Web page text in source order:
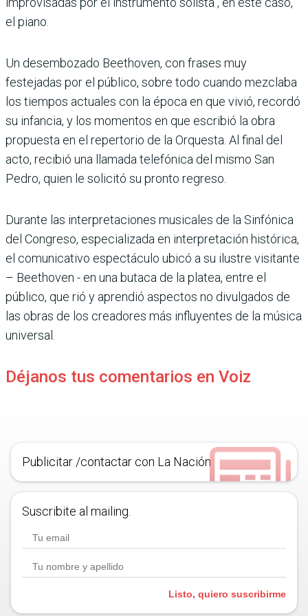
el piano.
Un desembozado Beethoven, con frases muy
festejadas por el público, sobre todo cuando mezclaba
los tiempos actuales con la época en que vivió, recordó
su infancia, y los momentos en que escribió la obra
propuesta en el repertorio de la Orquesta. Al final del
acto, recibió una llamada telefónica del mismo San
Pedro, quien le solicitó su pronto regreso.
Durante las interpretaciones musicales de la Sinfónica
del Congreso, especializada en interpretación histórica,
el comunicativo espectáculo ubicó a su ilustre visitante
– Beethoven - en una butaca de la platea, entre el
público, que rió y aprendió aspectos no divulgados de
las obras de los creadores más influyentes de la música
universal.
Déjanos tus comentarios en Voiz
Publicitar /contactar con La Nación
Suscribite al mailing.
Listo, quiero suscribirme